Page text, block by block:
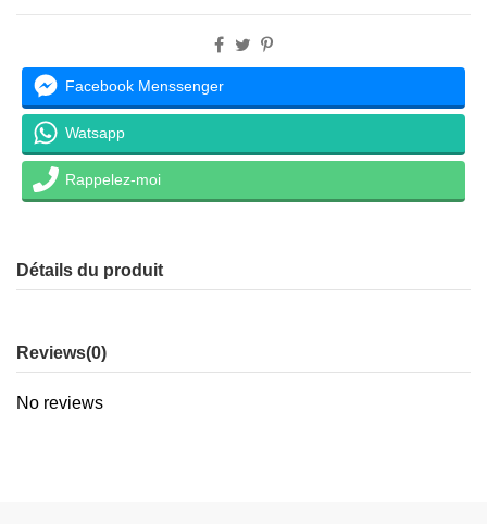
Facebook Menssenger
Watsapp
Rappelez-moi
Détails du produit
Reviews(0)
No reviews